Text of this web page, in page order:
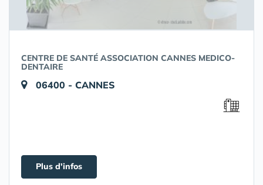
CENTRE DE SANTÉ ASSOCIATION CANNES MEDICO-
DENTAIRE
06400 - CANNES
Plus d'infos